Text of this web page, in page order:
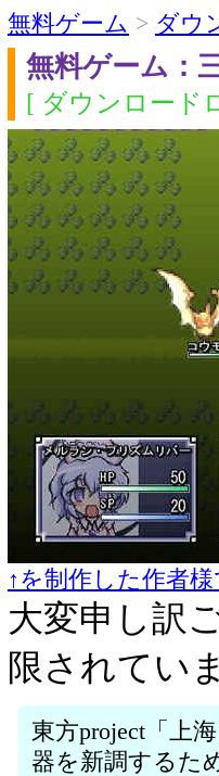
無料ゲーム > ダウ
無料ゲーム：
[ ダウンロード
↑を制作した作者
大変申し訳
限されてい
東方project「上
器を新調するた